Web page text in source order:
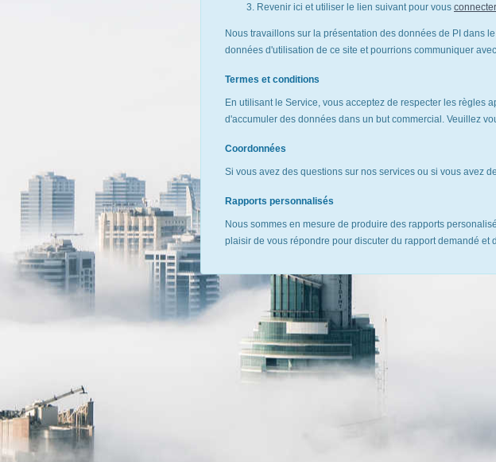
Revenir ici et utiliser le lien suivant pour vous connecter
Nous travaillons sur la présentation des données de PI dans
données d'utilisation de ce site et pourrions communiquer
Termes et conditions
En utilisant le Service, vous acceptez de respecter les règles
d'accumuler des données dans un but commercial. Veuillez
Coordonnées
Si vous avez des questions sur nos services ou si vous avez
Rapports personnalisés
Nous sommes en mesure de produire des rapports
plaisir de vous répondre pour discuter du rapport demandé et